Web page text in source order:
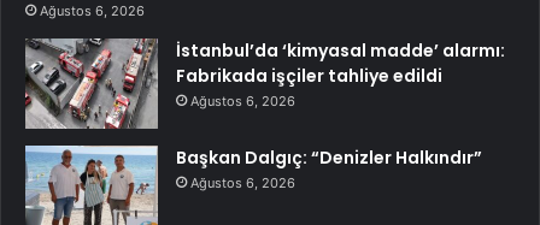
Ağustos 6, 2026
İstanbul’da ‘kimyasal madde’ alarmı:
Fabrikada işçiler tahliye edildi
Ağustos 6, 2026
Başkan Dalgıç: “Denizler Halkındır”
Ağustos 6, 2026